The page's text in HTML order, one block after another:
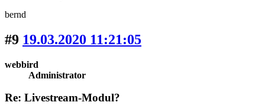
bernd
#9 19.03.2020 11:21:05
webbird
Administrator
Re: Livestream-Modul?